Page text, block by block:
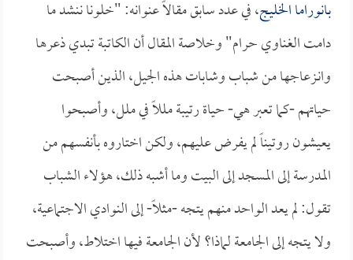
بانوراما الخليج، في عدد سابق مقالاً عنوانه: "خلونا ننشد ما
دامت الغناوي حرام" وخلاصة المقال أن الكاتبة تبدي ذعرها
وانـزعاجها من شباب وشابات هذه الجيل، الذين أصبحت
حياتهم -كما تعبر هي- حياة رتيبة مللاً في ملل، وأصبحوا
يعيشون روتيناً لم يفرض عليهم، ولكن اختاروه بأنفسهم من
المدرسة إلى المسجد إلى البيت وما أشبه ذلك، هؤلاء الشباب
تقول: لم يعد الواحد منهم يتجه -مثلاً- إلى النوادي الاجتماعية،
ولا يتجه إلى الجامعة لماذا؟ لأن الجامعة فيها اختلاط، وأصبحت